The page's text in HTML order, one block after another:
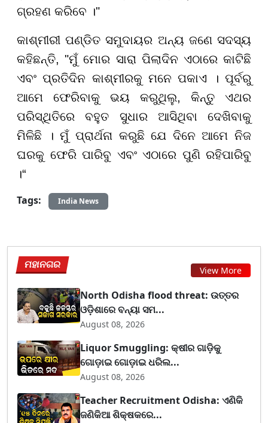
ଗ୍ରହଣ କରିବେ ।"
କାଶ୍ମୀରୀ ପଣ୍ଡିତ ସମୁଦାୟର ଅନ୍ୟ ଜଣେ ସଦସ୍ୟ
କହିଛନ୍ତି, "ମୁଁ ମୋର ସାରା ପିଲାଦିନ ଏଠାରେ କାଟିଛି
ଏବଂ ପ୍ରତିଦିନ କାଶ୍ମୀରକୁ ମନେ ପକାଏ । ପୂର୍ବରୁ
ଆମେ ଫେରିବାକୁ ଭୟ କରୁଥିଲୁ, କିନ୍ତୁ ଏଥର
ପରିସ୍ଥିତିରେ ବହୁତ ସୁଧାର ଆସିଥିବା ଦେଖିବାକୁ
ମିଳିଛି । ମୁଁ ପ୍ରାର୍ଥନା କରୁଛି ଯେ ଦିନେ ଆମେ ନିଜ
ଘରକୁ ଫେରି ପାରିବୁ ଏବଂ ଏଠାରେ ପୁଣି ରହିପାରିବୁ
।“
Tags:
India News
ମହାନଗର View More
North Odisha flood threat: ଉତ୍ତର
ଓଡ଼ିଶାରେ ବନ୍ୟା ସମ...
August 08, 2026
Liquor Smuggling: କ୍ଷୀର ଗାଡ଼ିକୁ
ଗୋଡ଼ାଇ ଗୋଡ଼ାଇ ଧରିଲ...
August 08, 2026
Teacher Recruitment Odisha: ଏଣିକି
ଜଣିକିଆ ଶିକ୍ଷକରେ...